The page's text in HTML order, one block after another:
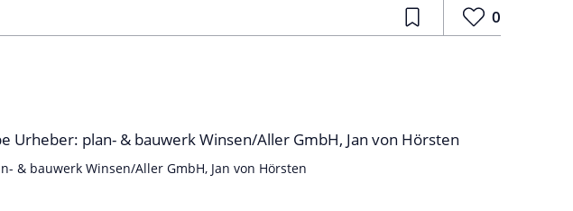
0
& bauwerk Winsen/Aller GmbH, Jan von Hörsten